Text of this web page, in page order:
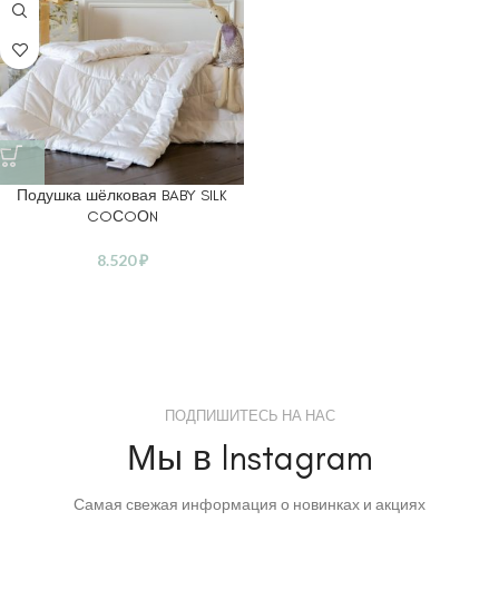
Подушка шёлковая BABY SILK
COСOОN
8.520₽
ПОДПИШИТЕСЬ НА НАС
Мы в Instagram
Самая свежая информация о новинках и акциях